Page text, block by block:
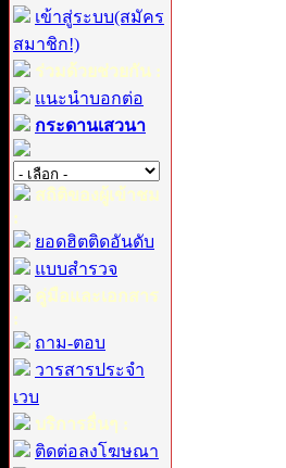
เข้าสู่ระบบ(สมัคร
สมาชิก!)
ร่วมด้วยช่วยกัน :
แนะนำบอกต่อ
กระดานเสวนา
สถิติของผู้เข้าชม
:
ยอดฮิตติดอันดับ
แบบสำรวจ
คู่มือและเอกสาร
:
ถาม-ตอบ
วารสารประจำ
เวบ
บริการอื่นๆ :
ติดต่อลงโฆษณา